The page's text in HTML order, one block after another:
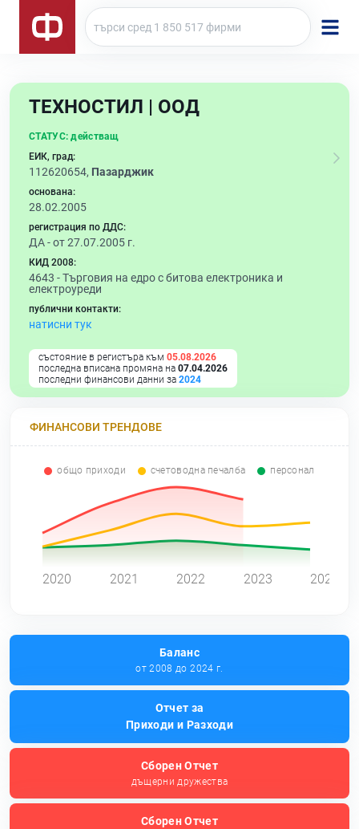
ТЕХНОСТИЛ | ООД
СТАТУС: действащ
ЕИК, град:
112620654, Пазарджик
основана:
28.02.2005
регистрация по ДДС:
ДА - от 27.07.2005 г.
КИД 2008:
4643 -Търговия на едро с битова електроника и
електроуреди
публични контакти:
натисни тук
състояние в регистъра към 05.08.2026
последна вписана промяна на 07.04.2026
последни финансови данни за 2024
ФИНАНСОВИ ТРЕНДОВЕ
общо приходи счетоводна печалба персонал
2020 2021 2022 2023 2024
Баланс
от 2008 до 2024 г.
Отчет за
Приходи и Разходи
Сборен Отчет
дъщерни дружества
Сборен Отчет